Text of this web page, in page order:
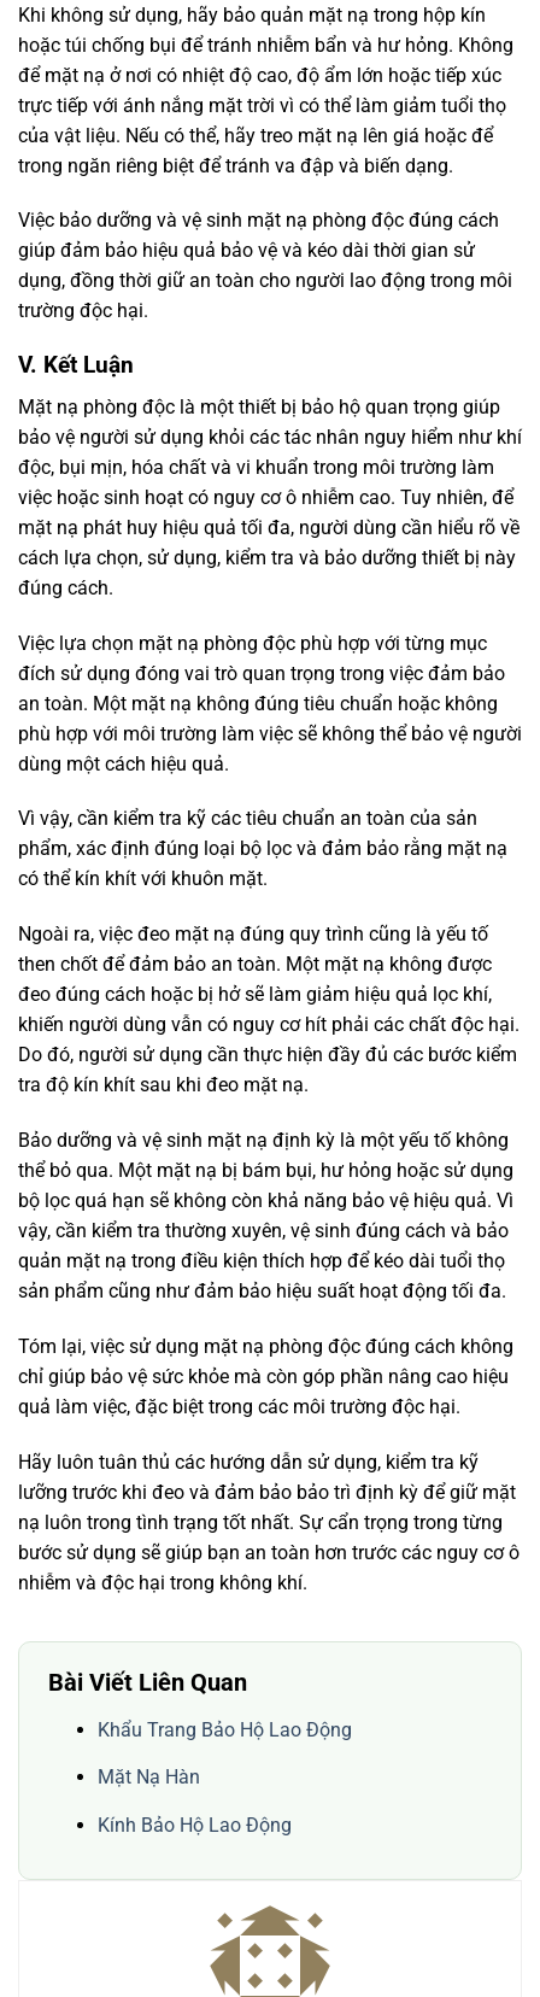
Khi không sử dụng, hãy bảo quản mặt nạ trong hộp kín
hoặc túi chống bụi để tránh nhiễm bẩn và hư hỏng. Không
để mặt nạ ở nơi có nhiệt độ cao, độ ẩm lớn hoặc tiếp xúc
trực tiếp với ánh nắng mặt trời vì có thể làm giảm tuổi thọ
của vật liệu. Nếu có thể, hãy treo mặt nạ lên giá hoặc để
trong ngăn riêng biệt để tránh va đập và biến dạng.
Việc bảo dưỡng và vệ sinh mặt nạ phòng độc đúng cách
giúp đảm bảo hiệu quả bảo vệ và kéo dài thời gian sử
dụng, đồng thời giữ an toàn cho người lao động trong môi
trường độc hại.
V. Kết Luận
Mặt nạ phòng độc là một thiết bị bảo hộ quan trọng giúp
bảo vệ người sử dụng khỏi các tác nhân nguy hiểm như khí
độc, bụi mịn, hóa chất và vi khuẩn trong môi trường làm
việc hoặc sinh hoạt có nguy cơ ô nhiễm cao. Tuy nhiên, để
mặt nạ phát huy hiệu quả tối đa, người dùng cần hiểu rõ về
cách lựa chọn, sử dụng, kiểm tra và bảo dưỡng thiết bị này
đúng cách.
Việc lựa chọn mặt nạ phòng độc phù hợp với từng mục
đích sử dụng đóng vai trò quan trọng trong việc đảm bảo
an toàn. Một mặt nạ không đúng tiêu chuẩn hoặc không
phù hợp với môi trường làm việc sẽ không thể bảo vệ người
dùng một cách hiệu quả.
Vì vậy, cần kiểm tra kỹ các tiêu chuẩn an toàn của sản
phẩm, xác định đúng loại bộ lọc và đảm bảo rằng mặt nạ
có thể kín khít với khuôn mặt.
Ngoài ra, việc đeo mặt nạ đúng quy trình cũng là yếu tố
then chốt để đảm bảo an toàn. Một mặt nạ không được
đeo đúng cách hoặc bị hở sẽ làm giảm hiệu quả lọc khí,
khiến người dùng vẫn có nguy cơ hít phải các chất độc hại.
Do đó, người sử dụng cần thực hiện đầy đủ các bước kiểm
tra độ kín khít sau khi đeo mặt nạ.
Bảo dưỡng và vệ sinh mặt nạ định kỳ là một yếu tố không
thể bỏ qua. Một mặt nạ bị bám bụi, hư hỏng hoặc sử dụng
bộ lọc quá hạn sẽ không còn khả năng bảo vệ hiệu quả. Vì
vậy, cần kiểm tra thường xuyên, vệ sinh đúng cách và bảo
quản mặt nạ trong điều kiện thích hợp để kéo dài tuổi thọ
sản phẩm cũng như đảm bảo hiệu suất hoạt động tối đa.
Tóm lại, việc sử dụng mặt nạ phòng độc đúng cách không
chỉ giúp bảo vệ sức khỏe mà còn góp phần nâng cao hiệu
quả làm việc, đặc biệt trong các môi trường độc hại.
Hãy luôn tuân thủ các hướng dẫn sử dụng, kiểm tra kỹ
lưỡng trước khi đeo và đảm bảo bảo trì định kỳ để giữ mặt
nạ luôn trong tình trạng tốt nhất. Sự cẩn trọng trong từng
bước sử dụng sẽ giúp bạn an toàn hơn trước các nguy cơ ô
nhiễm và độc hại trong không khí.
Bài Viết Liên Quan
Khẩu Trang Bảo Hộ Lao Động
Mặt Nạ Hàn
Kính Bảo Hộ Lao Động